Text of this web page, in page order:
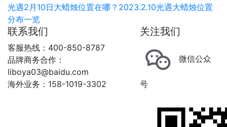
光遇2月10日大蜡烛位置在哪？2023.2.10光遇大蜡烛位置
分布一览
联系我们
客服热线：400-850-8787
品牌商务合作：
liboya03@baidu.com
海外业务：158-1019-3302
关注我们
微信公众
号